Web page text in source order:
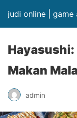
judi online | game
Makan
admin